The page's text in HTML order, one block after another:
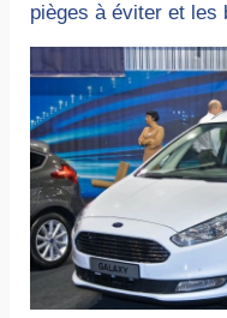
pièges à éviter et les